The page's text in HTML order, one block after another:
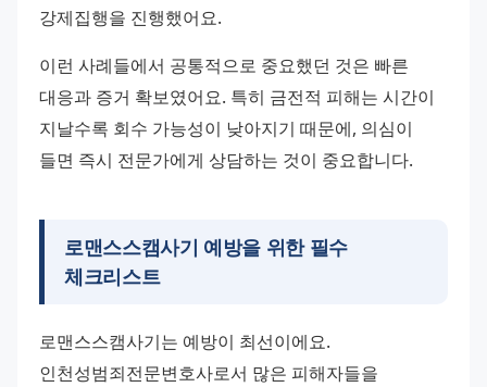
강제집행을 진행했어요.
이런 사례들에서 공통적으로 중요했던 것은 빠른
대응과 증거 확보였어요. 특히 금전적 피해는 시간이
지날수록 회수 가능성이 낮아지기 때문에, 의심이
들면 즉시 전문가에게 상담하는 것이 중요합니다.
로맨스스캠사기 예방을 위한 필수
체크리스트
로맨스스캠사기는 예방이 최선이에요.
인천성범죄전문변호사로서 많은 피해자들을